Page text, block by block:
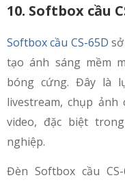
10. Softbox cầu
Softbox cầu CS-65D
tạo ánh sáng mềm
bóng cứng. Đây là
livestream, chụp ảnh
video, đặc biệt
nghiệp.
Đèn Softbox cầu